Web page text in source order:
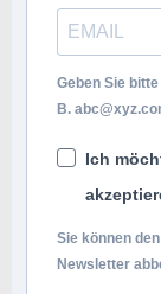
Geben Sie
B.
Ich
Sie können
Newsletter